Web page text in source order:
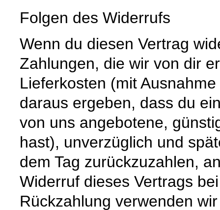
Folgen des Widerrufs
Wenn du diesen Vertrag
Zahlungen, die wir von dir
Lieferkosten (mit
daraus ergeben, dass du
von uns angebotene,
hast), unverzüglich und
dem Tag zurückzuzahlen,
Widerruf dieses Vertrags
Rückzahlung verwenden